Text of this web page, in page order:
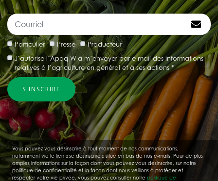
Particulier Presse
Producteur
J’autorise l’Apaq-W à m’envoyer par e-mail des informations
relatives à l’agriculture en général et à ses actions *
Vous pouvez vous désinscrire à tout moment de nos communications,
notamment via le lien « se désinscrire » situé en bas de nos e-mails. Pour de plus
amples informations sur la façon dont vous pouvez vous désinscrire, sur notre
politique de confidentialité et la façon dont nous veillons à protéger et
respecter votre vie privée, vous pouvez consulter notre politique de